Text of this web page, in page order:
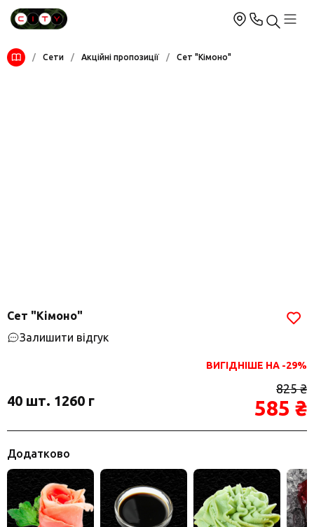
/ Сети / Акційні пропозиції / Сет "Кімоно"
Сет "Кімоно"
Залишити відгук
ВИГІДНІШЕ НА -29%
40 шт. 1260 г
825 ₴
585 ₴
Додатково